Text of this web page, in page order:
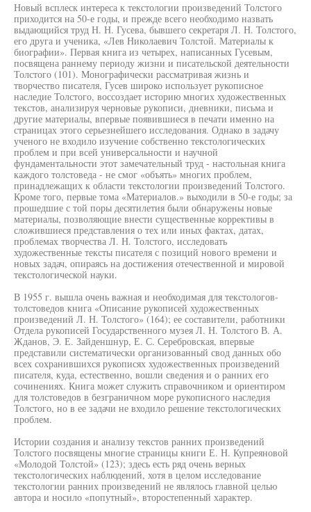
Новый всплеск интереса к текстологии произведений Толстого
приходится на 50-е годы, и прежде всего необходимо назвать
выдающийся труд Н. Н. Гусева, бывшего секретаря Л. Н. Толстого,
его друга и ученика, «Лев Николаевич Толстой. Материалы к
биографии». Первая книга из четырех, написанных Гусевым,
посвящена раннему периоду жизни и писательской деятельности
Толстого (101). Монографически рассматривая жизнь и
творчество писателя, Гусев широко использует рукописное
наследие Толстого, воссоздает историю многих художественных
текстов, анализируя черновые рукописи, дневники, письма и
другие материалы, впервые появившиеся в печати именно на
страницах этого серьезнейшего исследования. Однако в задачу
ученого не входило изучение собственно текстологических
проблем и при всей универсальности и научной
фундаментальности этот замечательный труд - настольная книга
каждого толстоведа - не смог «объять» многих проблем,
принадлежащих к области текстологии произведений Толстого.
Кроме того, первые тома «Материалов.» выходили в 50-е годы; за
прошедшие с той поры десятилетия были обнаружены новые
материалы, позволяющие внести существенные коррективы в
сложившиеся представления о тех или иных фактах, датах,
проблемах творчества Л. Н. Толстого, исследовать
художественные тексты писателя с позиций нового времени и
новых задач, опираясь на достижения отечественной и мировой
текстологической науки.
В 1955 г. вышла очень важная и необходимая для текстологов-
толстоведов книга «Описание рукописей художественных
произведений Л. Н. Толстого» (164); ее составители, работники
Отдела рукописей Государственного музея Л. Н. Толстого В. А.
Жданов, Э. Е. Зайденшнур, Е. С. Серебровская, впервые
представили систематически организованный свод данных обо
всех сохранившихся рукописях художественных произведений
писателя, куда, естественно, вошли сведения и о ранних его
сочинениях. Книга может служить справочником и ориентиром
для толстоведов в безграничном море рукописного наследия
Толстого, но в ее задачи не входило решение текстологических
проблем.
Истории создания и анализу текстов ранних произведений
Толстого посвящены многие страницы книги Е. Н. Купреяновой
«Молодой Толстой» (123); здесь есть ряд очень верных
текстологических наблюдений, хотя в целом исследование
текстологии ранних произведений не являлось главной целью
автора и носило «попутный», второстепенный характер.